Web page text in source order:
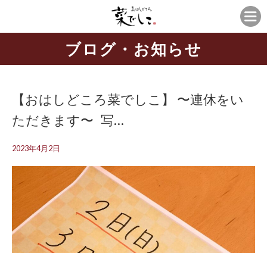
ブログ・お知らせ
【おはしどころ菜でしこ】 〜連休をい
ただきます〜 ⁡ ⁡ 写…
2023年4月2日